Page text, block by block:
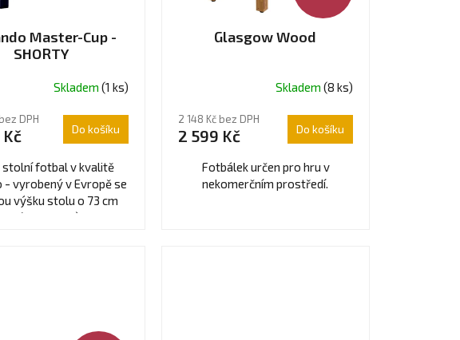
Master-Cup -
SHORTY
Skladem (1 ks)
DPH
Do košíku
stolní fotbal v kvalitě
- vyrobený v Evropě se
výšku stolu o 73 cm
88 cm) a
Glasgow Wood
produktu
je
Skladem (8 ks)
2 148 Kč bez DPH
2 599 Kč Do košíku
Fotbálek určen pro hru v
nekomerčním prostředí.